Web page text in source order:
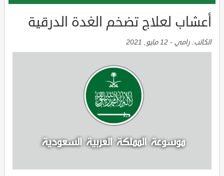
أعشاب لعلاج تضخم الغدة الدرقية
الكاتب: رامي - 12 مايو, 2021